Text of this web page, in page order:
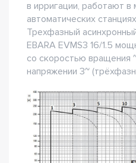
в ирригации, работают в
автоматических
Трехфазный
EBARA EVMS3 16/1.5
со скоростью вращения
напряжении 3~